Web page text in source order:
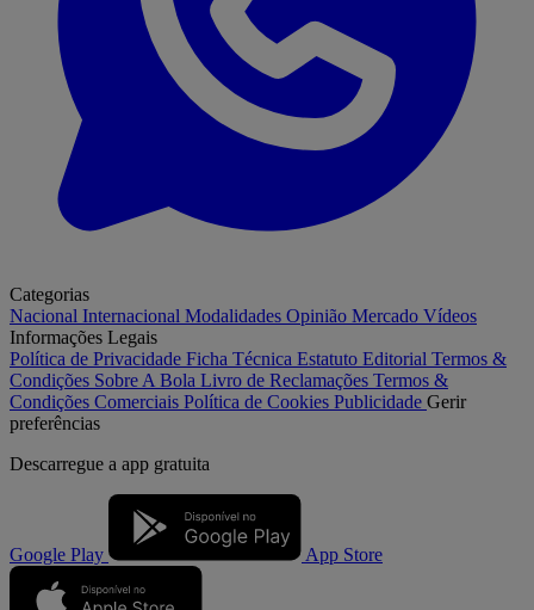
Categorias
Nacional Internacional Modalidades Opinião Mercado Vídeos
Informações Legais
Política de Privacidade Ficha Técnica Estatuto Editorial Termos &
Condições Sobre A Bola Livro de Reclamações Termos &
Condições Comerciais Política de Cookies Publicidade Gerir
preferências
Descarregue a app gratuita
Google Play App Store